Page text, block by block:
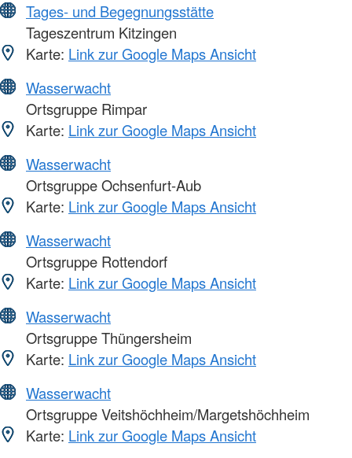
Tages- und Begegnungsstätte
Tageszentrum Kitzingen
Karte: Link zur Google Maps Ansicht
Wasserwacht
Ortsgruppe Rimpar
Karte: Link zur Google Maps Ansicht
Wasserwacht
Ortsgruppe Ochsenfurt-Aub
Karte: Link zur Google Maps Ansicht
Wasserwacht
Ortsgruppe Rottendorf
Karte: Link zur Google Maps Ansicht
Wasserwacht
Ortsgruppe Thüngersheim
Karte: Link zur Google Maps Ansicht
Wasserwacht
Ortsgruppe Veitshöchheim/Margetshöchheim
Karte: Link zur Google Maps Ansicht